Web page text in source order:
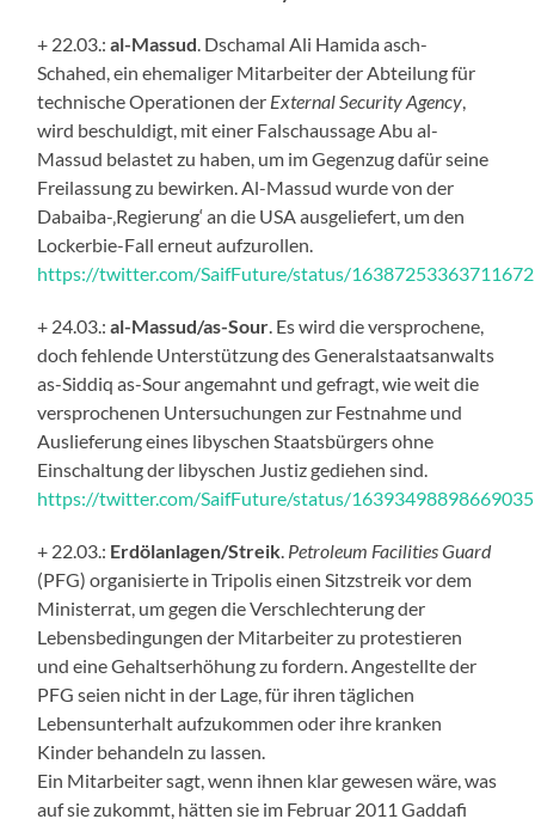
+ 22.03.:al-Massud . Dschamal Ali Hamida asch-
Schahed, ein ehemaliger Mitarbeiter der Abteilung für
technische Operationen der External Security Agency
wird beschuldigt, mit einer Falschaussage Abu al-
Massud belastet zu haben, um im Gegenzug dafür seine
Freilassung zu bewirken. Al-Massud wurde von der
Dabaiba-‚Regierung‘ an die USA ausgeliefert, um den
Lockerbie-Fall erneut aufzurollen.
https://twitter.com/SaifFuture/status/
+ 24.03.:al-Massud/as-Sour . Es wird die versprochene,
doch fehlende Unterstützung des Generalstaatsanwalts
as-Siddiq as-Sour angemahnt und gefragt, wie weit die
versprochenen Untersuchungen zur Festnahme und
Auslieferung eines libyschen Staatsbürgers ohne
Einschaltung der libyschen Justiz gediehen sind.
https://twitter.com/SaifFuture/status/
+ 22.03.: Erdölanlagen/Streik Petroleum Facilities Guard
(PFG) organisierte in Tripolis einen Sitzstreik vor dem
Ministerrat, um gegen die Verschlechterung der
Lebensbedingungen der Mitarbeiter zu protestieren
und eine Gehaltserhöhung zu fordern. Angestellte der
PFG seien nicht in der Lage, für ihren täglichen
Lebensunterhalt aufzukommen oder ihre kranken
Kinder behandeln zu lassen.
Ein Mitarbeiter sagt, wenn ihnen klar gewesen wäre, was
auf sie zukommt, hätten sie im Februar 2011 Gaddafi